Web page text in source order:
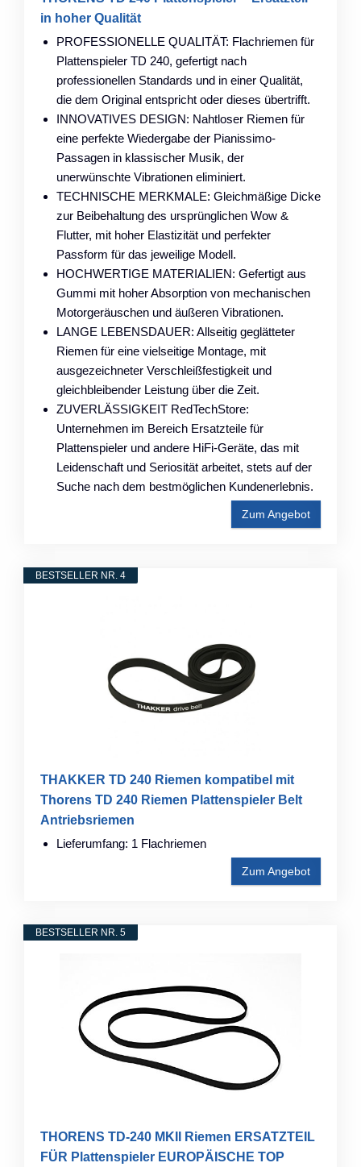
in hoher Qualität
PROFESSIONELLE QUALITÄT: Flachriemen für
Plattenspieler TD 240, gefertigt nach
professionellen Standards und in einer Qualität,
die dem Original entspricht oder dieses übertrifft.
INNOVATIVES DESIGN: Nahtloser Riemen für
eine perfekte Wiedergabe der Pianissimo-
Passagen in klassischer Musik, der
unerwünschte Vibrationen eliminiert.
TECHNISCHE MERKMALE: Gleichmäßige Dicke
zur Beibehaltung des ursprünglichen Wow &
Flutter, mit hoher Elastizität und perfekter
Passform für das jeweilige Modell.
HOCHWERTIGE MATERIALIEN: Gefertigt aus
Gummi mit hoher Absorption von mechanischen
Motorgeräuschen und äußeren Vibrationen.
LANGE LEBENSDAUER: Allseitig geglätteter
Riemen für eine vielseitige Montage, mit
ausgezeichneter Verschleißfestigkeit und
gleichbleibender Leistung über die Zeit.
ZUVERLÄSSIGKEIT RedTechStore:
Unternehmen im Bereich Ersatzteile für
Plattenspieler und andere HiFi‑Geräte, das mit
Leidenschaft und Seriosität arbeitet, stets auf der
Suche nach dem bestmöglichen Kundenerlebnis.
Zum Angebot
BESTSELLER NR. 4
THAKKER TD 240 Riemen kompatibel mit
Thorens TD 240 Riemen Plattenspieler Belt
Antriebsriemen
Lieferumfang: 1 Flachriemen
Zum Angebot
BESTSELLER NR. 5
THORENS TD-240 MKII Riemen ERSATZTEIL
FÜR Plattenspieler EUROPÄISCHE TOP